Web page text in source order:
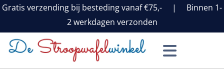
Gratis verzending bij besteding vanaf €75,- | Binnen 1-
2 werkdagen verzonden